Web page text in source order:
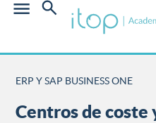
ERP Y SAP BUSINESS ONE
Centros de coste